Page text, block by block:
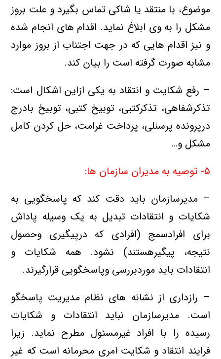
موضوع، با منتقد یا شاكي تماس بگیرد و علت بروز
مشكل را به وی ابلاغ نماید. اقدام های انجام شده
و نیز اقدام هایی که در جهت اجتناب از بروز موارد
مشابه صورت گرفته است را بیان کند.
– رفع شكايت و انتقاد به یکی ازاین اشكال است:
تذکرشفاهی، تذکرکتبی، توبیخ کتبی، توبیخ بادرج
درپرونده پرسنلی، پرداخت غرامت، حل کردن کامل
مشکل و…
۵- توصیه به مدیران سازمان ها:
– مدیرسازمان باید دقت کند که پاسخگویی به
شکایات و انتقادات تبديل به يك وسيله پاداش
برای افرادسمج (افرادي كه درپيگيري وحصول
نتيجه، پيگيرهستند) نشود. همه شکایات و
انتقادات باید موردبررسی وپاسخگویی قرارگیرند.
– رازداری از نشانه های نظام مدیریت پاسخگو
است. مدیرسازمان نبايد انتقادات و شکایات
رسیده را با افراد غیرمسئول مطرح نماید. زیرا
فرایند انتقاد و شکایت امری محرمانه است که غیر